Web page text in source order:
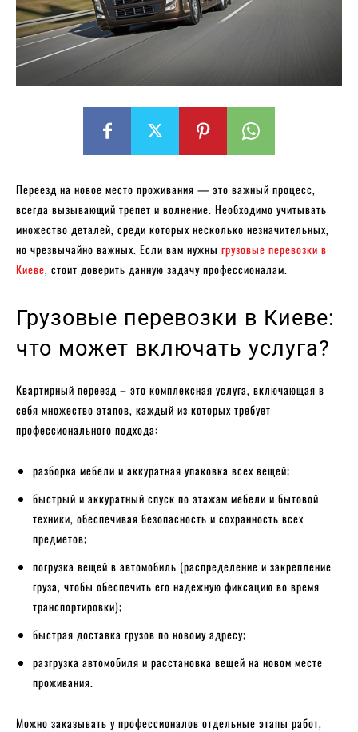
Переезд на новое место проживания — это важный процесс,
всегда вызывающий трепет и волнение. Необходимо учитывать
множество деталей, среди которых несколько незначительных,
но чрезвычайно важных. Если вам нужны грузовые перевозки в
Киеве, стоит доверить данную задачу профессионалам.
Грузовые перевозки в Киеве:
что может включать услуга?
Квартирный переезд – это комплексная услуга, включающая в
себя множество этапов, каждый из которых требует
профессионального подхода:
разборка мебели и аккуратная упаковка всех вещей;
быстрый и аккуратный спуск по этажам мебели и бытовой
техники, обеспечивая безопасность и сохранность всех
предметов;
погрузка вещей в автомобиль (распределение и закрепление
груза, чтобы обеспечить его надежную фиксацию во время
транспортировки);
быстрая доставка грузов по новому адресу;
разгрузка автомобиля и расстановка вещей на новом месте
проживания.
Можно заказывать у профессионалов отдельные этапы работ,